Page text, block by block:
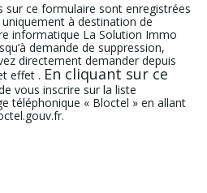
sur ce formulaire sont enregistrées
à destination de
informatique La Solution Immo
demande de suppression,
directement demander depuis
effet . En cliquant sur ce
vous inscrire sur la liste
téléphonique « Bloctel » en allant